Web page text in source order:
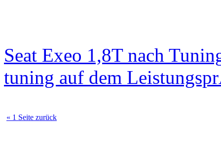
Seat Exeo 1,8T nach
tuning auf dem
« 1 Seite zurück